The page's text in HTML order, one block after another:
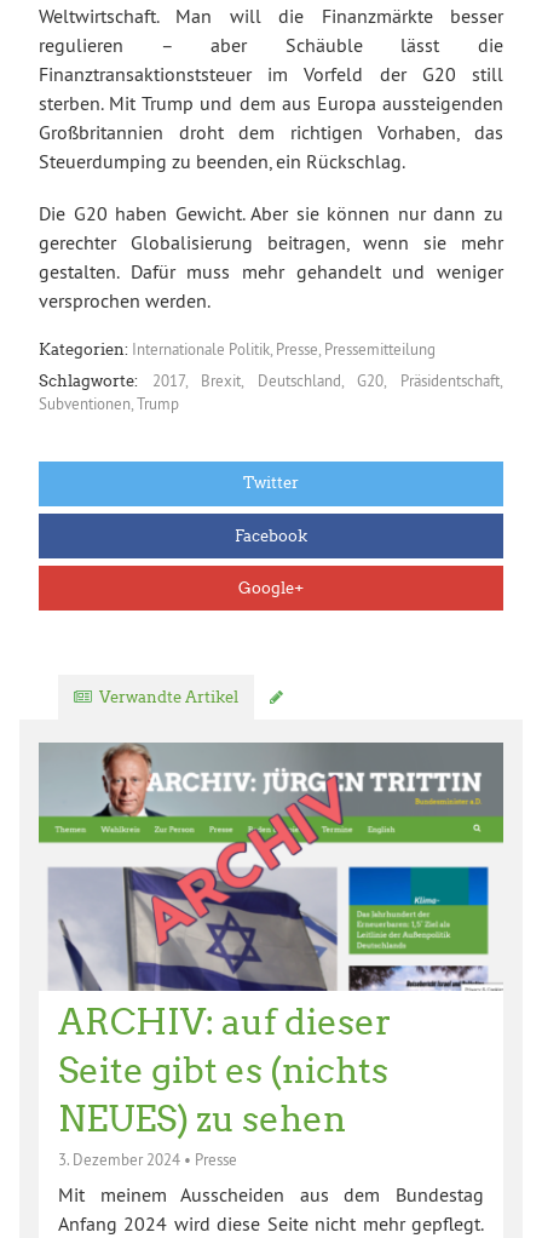
Weltwirtschaft. Man will die Finanzmärkte besser
regulieren – aber Schäuble lässt die
Finanztransaktionststeuer im Vorfeld der G20 still
sterben. Mit Trump und dem aus Europa aussteigenden
Großbritannien droht dem richtigen Vorhaben, das
Steuerdumping zu beenden, ein Rückschlag.
Die G20 haben Gewicht. Aber sie können nur dann zu
gerechter Globalisierung beitragen, wenn sie mehr
gestalten. Dafür muss mehr gehandelt und weniger
versprochen werden.
Kategorien: Internationale Politik, Presse, Pressemitteilung
Schlagworte: 2017, Brexit Deutschland ,G20 Präsidentschaft
Subventionen Trump
Twitter
Facebook
Google+
Verwandte Artikel
ARCHIV: auf dieser
Seite gibt es (nichts
NEUES) zu sehen
3. Dezember 2024 • Presse
Mit meinem Ausscheiden aus dem Bundestag
Anfang 2024 wird diese Seite nicht mehr gepflegt.